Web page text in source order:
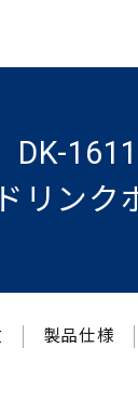
DK-1611
リンク
製品仕様